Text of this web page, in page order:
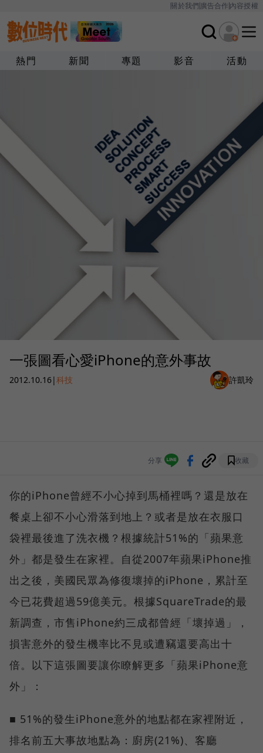
關於我們廣告合作內容授權
熱門 新聞 專題 影音 活動
一張圖看心愛iPhone的意外事故
2012.10.16|科技 許凱玲
分享 收藏
你的iPhone曾經不小心掉到馬桶裡嗎？還是放在
餐桌上卻不小心滑落到地上？或者是放在衣服口
袋裡最後進了洗衣機？根據統計51%的「蘋果意
外」都是發生在家裡。自從2007年蘋果iPhone推
出之後，美國民眾為修復壞掉的iPhone，累計至
今已花費超過59億美元。根據SquareTrade的最
新調查，市售iPhone約三成都曾經「壞掉過」，
損害意外的發生機率比不見或遭竊還要高出十
倍。以下這張圖要讓你瞭解更多「蘋果iPhone意
外」：
■ 51%的發生iPhone意外的地點都在家裡附近，
排名前五大事故地點為：廚房(21%)、客廳